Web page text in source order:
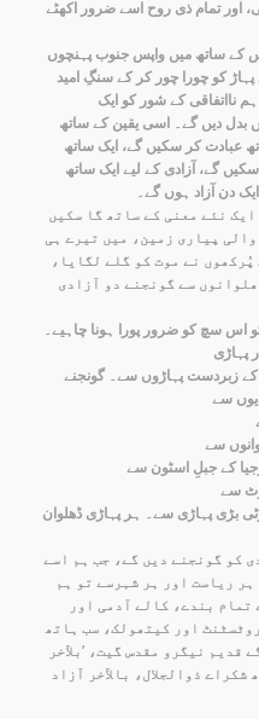
اور تمام ذی روح اسے ضرور اکھٹے
کے ساتھ میں واپس جنوب پہنچوں
کو چورا چور کر کے سنگِ امید
نااتفاقی کے شور کو ایک
بدل دیں گے۔ اسی یقین کے ساتھ
عبادت کر سکیں گے، ایک ساتھ
گے، آزادی کے لیے ایک ساتھ
دن آزاد ہوں گے۔
نئے معنی کے ساتھ گا سکیں
پیاری زمین، میں تیرے ہی
نے موت کو گلے لگایا،
سے گونجنے دو آزادی
اس سچ کو ضرور پورا ہونا چاہیے۔
پہاڑی
کے زبردست پہاڑوں سے۔ گونجنے
بڑی پہاڑی سے۔ ہر پہاڑی ڈھلوان
کو گونجنے دیں گے، جب ہم اسے
ریاست اور ہر شہرسے تو ہم
بندے، کالے آدمی اور
اور کیتھولک، سب ہاتھ
قدیم نیگرو مقدس گیت، ’بلآخر
شکراے ذوالجلال، بالآخر آزاد